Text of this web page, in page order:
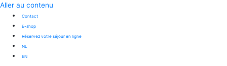
Aller au contenu
Contact
E-shop
Réservez votre séjour en ligne
NL
EN